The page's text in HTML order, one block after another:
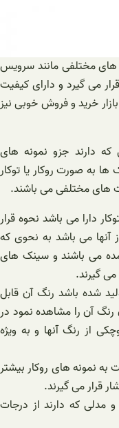
مانند سرویس
گیرد و دارای کیفیت
و فروش خوبی نیز
جزو نمونه های
روکار یا توکار
مختلفی می باشند.
می باشد نحوه قرار
می باشد به نحوی که
باشند و سینک های
باشد رنگ آن قابل
را مشاهده نمود در
آنها و به ویژه
های روکار بیشتر
می‌ گیرند.
که دارند از درجات